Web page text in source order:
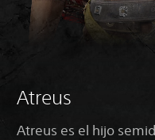
Atreus
Atreus es el hijo